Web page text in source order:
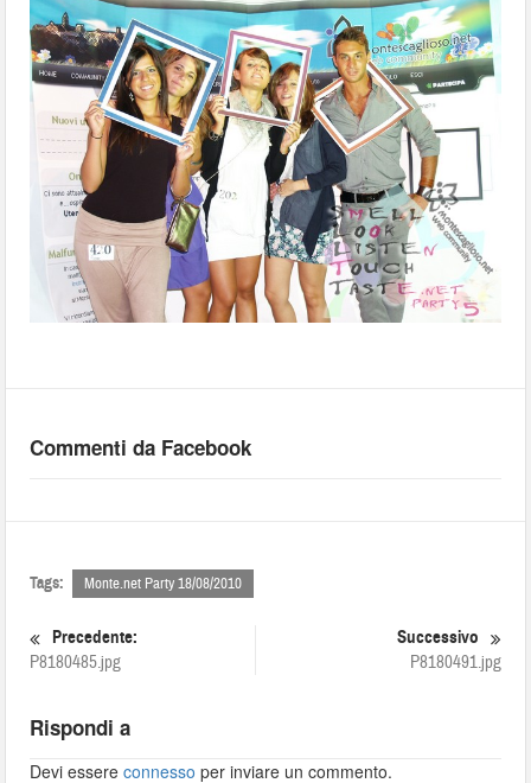
Commenti da Facebook
Tags: Monte.net Party 18/08/2010
Precedente:
P8180485.jpg
Successivo
P8180491.jpg
Rispondi a
Devi essereconnesso per inviare un commento.